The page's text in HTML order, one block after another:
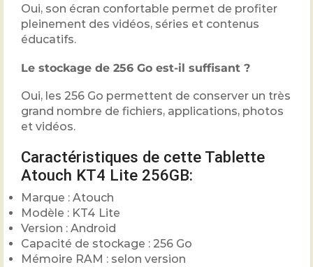
Oui, son écran confortable permet de profiter
pleinement des vidéos, séries et contenus
éducatifs.
Le stockage de 256 Go est-il suffisant ?
Oui, les 256 Go permettent de conserver un très
grand nombre de fichiers, applications, photos
et vidéos.
Caractéristiques de cette Tablette
Atouch KT4 Lite 256GB:
Marque : Atouch
Modèle : KT4 Lite
Version : Android
Capacité de stockage : 256 Go
Mémoire RAM : selon version